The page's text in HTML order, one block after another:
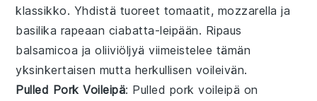
klassikko. Yhdistä tuoreet tomaatit, mozzarella ja
basilika rapeaan ciabatta-leipään. Ripaus
balsamicoa jaoliiviöljyä viimeistelee tämän
yksinkertaisen mutta herkullisen voileivän.
Pulled Pork Voileipä: Pulled pork voileipä on